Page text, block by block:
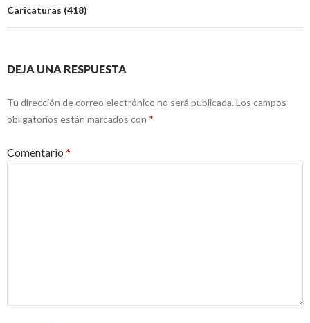
Caricaturas (418)
DEJA UNA RESPUESTA
Tu dirección de correo electrónico no será publicada. Los campos
obligatorios están marcados con *
Comentario *